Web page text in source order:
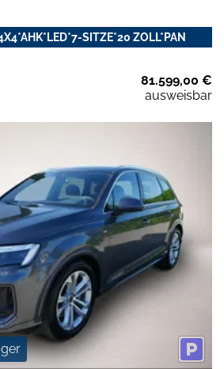
SITZE*20 ZOLL*PAN
81.599,00 €
ausweisbar